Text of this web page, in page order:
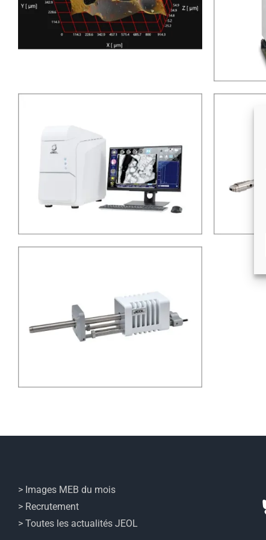
LazEdge – système Laser
intégré dans un MEB
DrySD™ Gather-X –
détecteur EDS sans fenêtre
> Images MEB du mois
> Recrutement
> Toutes les actualités JEOL